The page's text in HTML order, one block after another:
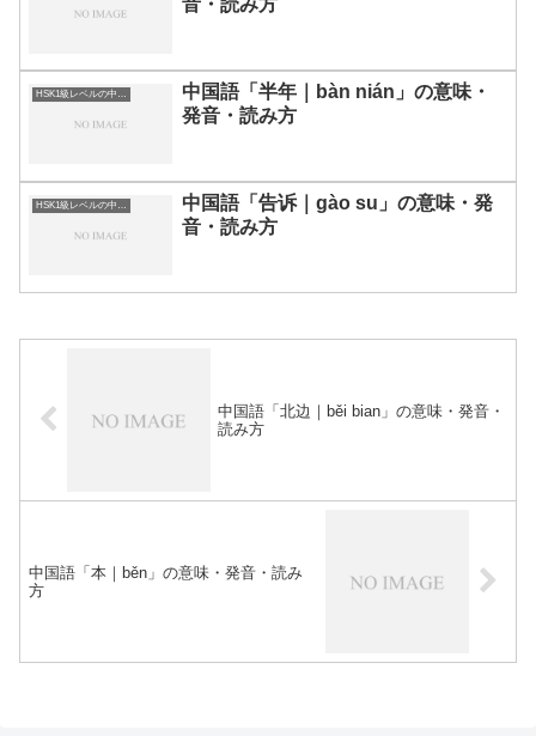
音・読み方
中国語「半年｜bàn nián」の意味・
発音・読み方
中国語「告诉｜gào su」の意味・発
音・読み方
中国語「北边｜běi bian」の意味・発音・
読み方
中国語「本｜běn」の意味・発音・読み
方